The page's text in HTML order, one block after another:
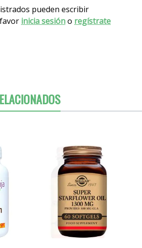
pueden escribir
inicia sesióno regístrate